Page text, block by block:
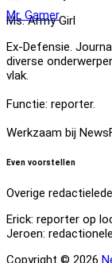
Mr. Gamer
Ms. Army Girl
Ex-Defensie.
diverse
vlak.
Functie: reporter.
Werkzaam bij
Even voorstellen
Overige
Erick: reporter op
Jeroen:
Copyright © 2026